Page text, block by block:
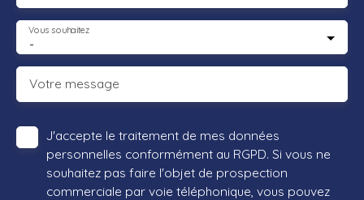
-
Vous souhaitez
Votre message
J'accepte le traitement de mes données
personnelles conformément au RGPD. Si vous ne
souhaitez pas faire l'objet de prospection
commerciale par voie téléphonique, vous pouvez